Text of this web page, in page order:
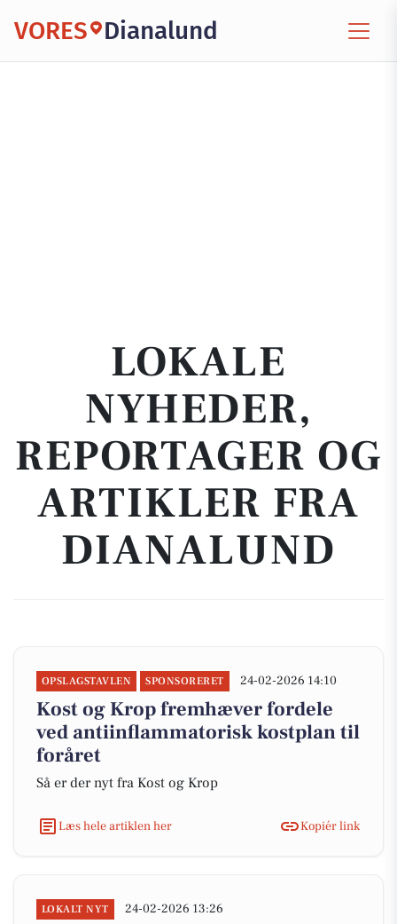
VORES Dianalund
LOKALE
NYHEDER,
REPORTAGER OG
ARTIKLER FRA
DIANALUND
OPSLAGSTAVLEN SPONSORERET 24-02-2026 14:10
Kost og Krop fremhæver fordele
ved antiinflammatorisk kostplan til
foråret
Så er der nyt fra Kost og Krop
Læs hele artiklen her Kopiér link
LOKALT NYT 24-02-2026 13:26